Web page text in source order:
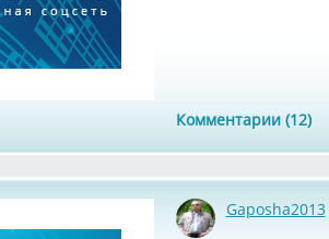
Комментарии (12)
Gaposha2013